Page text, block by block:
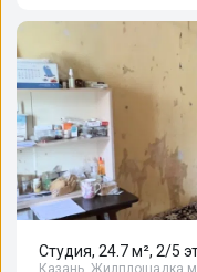
Студия, 24.7 м², 2/5
Казань, Жилплощадка